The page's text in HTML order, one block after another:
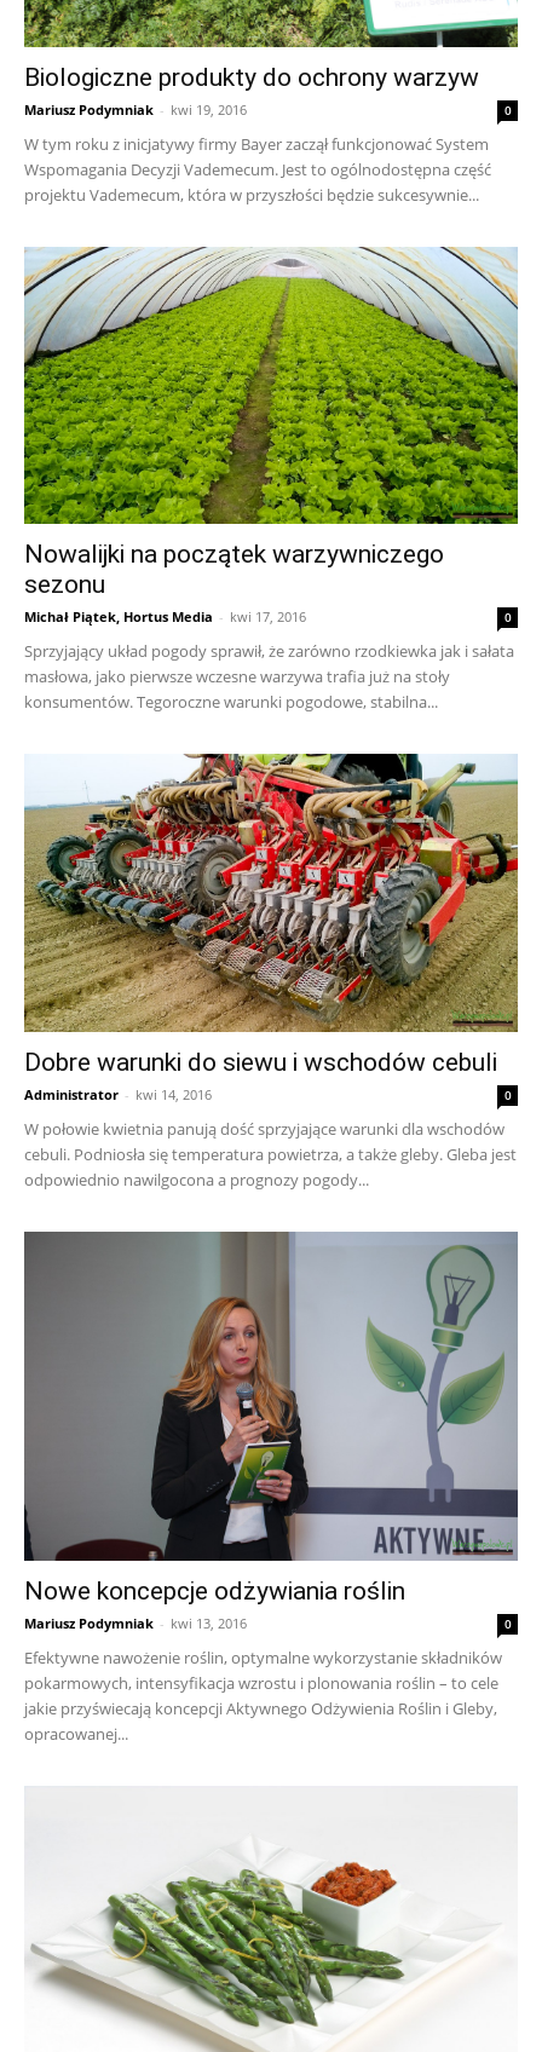
Biologiczne produkty do ochrony warzyw
Mariusz Podymniak - kwi 19, 2016 0
W tym roku z inicjatywy firmy Bayer zaczął funkcjonować System
Wspomagania Decyzji Vademecum. Jest to ogólnodostępna część
projektu Vademecum, która w przyszłości będzie sukcesywnie...
Nowalijki na początek warzywniczego
sezonu
Michał Piątek, Hortus Media - kwi 17, 2016 0
Sprzyjający układ pogody sprawił, że zarówno rzodkiewka jak i sałata
masłowa, jako pierwsze wczesne warzywa trafia już na stoły
konsumentów. Tegoroczne warunki pogodowe, stabilna...
Dobre warunki do siewu i wschodów cebuli
Administrator - kwi 14, 2016 0
W połowie kwietnia panują dość sprzyjające warunki dla wschodów
cebuli. Podniosła się temperatura powietrza, a także gleby. Gleba jest
odpowiednio nawilgocona a prognozy pogody...
Nowe koncepcje odżywiania roślin
Mariusz Podymniak - kwi 13, 2016 0
Efektywne nawożenie roślin, optymalne wykorzystanie składników
pokarmowych, intensyfikacja wzrostu i plonowania roślin – to cele
jakie przyświecają koncepcji Aktywnego Odżywienia Roślin i Gleby,
opracowanej...